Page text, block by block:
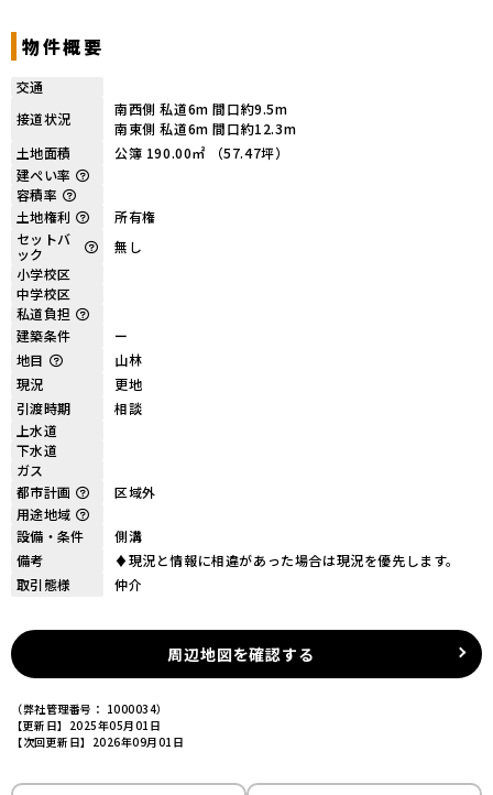
物件概要
交通
接道状況
南西側 私道6m 間口約9.5m
南東側 私道6m 間口約12.3m
土地面積
公簿 190.00㎡ （57.47坪）
建ぺい率
容積率
土地権利
所有権
セットバ
ック
無し
小学校区
中学校区
私道負担
建築条件
ー
地目
山林
現況
更地
引渡時期
相談
上水道
下水道
ガス
都市計画
区域外
用途地域
設備・条件
側溝
備考
♦現況と情報に相違があった場合は現況を優先します。
取引態様
仲介
周辺地図を確認する
（弊社管理番号： 1000034）
【更新日】2025年05月01日
【次回更新日】2026年09月01日